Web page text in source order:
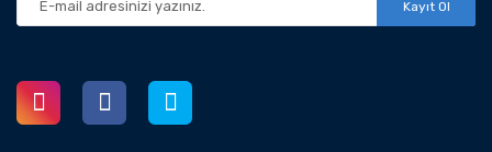
Kayıt Ol